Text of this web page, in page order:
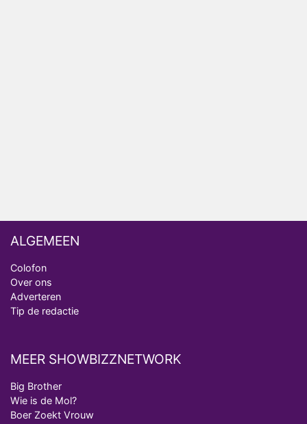
ALGEMEEN
Colofon
Over ons
Adverteren
Tip de redactie
MEER SHOWBIZZNETWORK
Big Brother
Wie is de Mol?
Boer Zoekt Vrouw